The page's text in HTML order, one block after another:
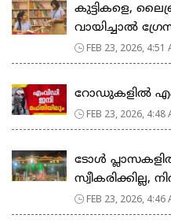
കുട്ടികളെ,
വായിച്ചാല്‍
FEB 23, 2026,
റോഡുകളില്‍
FEB 23, 2026,
ടോള്‍
സ്വീകരിക്കില്ല,
FEB 23, 2026,